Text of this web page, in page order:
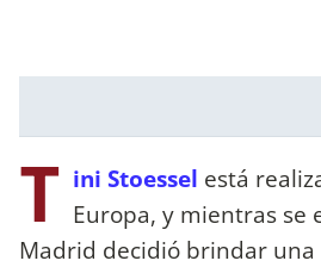
T ini Stoessel está
Europa, y mientras se
Madrid decidió brindar una